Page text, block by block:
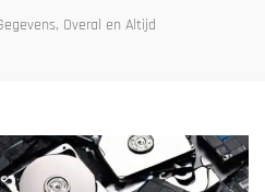
Overal en Altijd